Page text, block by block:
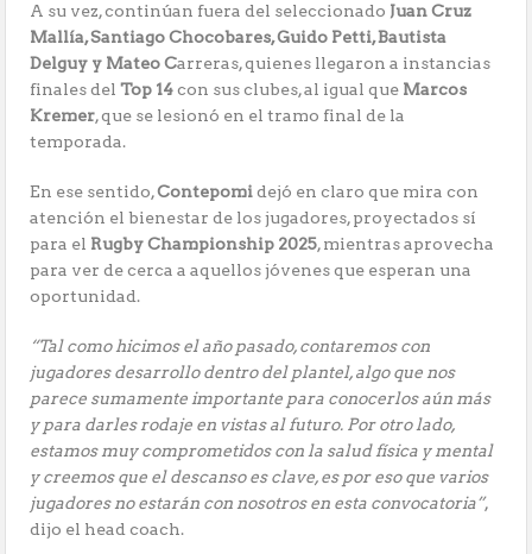
A su vez, continúan fuera del seleccionado Juan Cruz
Mallía, Santiago Chocobares, Guido Petti, Bautista
Delguy y Mateo Carreras, quienes llegaron a instancias
finales delTop 14con sus clubes, al igual que Marcos
Kremer, que se lesionó en el tramo final de la
temporada.
En ese sentido,Contepomidejó en claro que mira con
atención el bienestar de los jugadores, proyectados sí
para el Rugby Championship 2025, mientras aprovecha
para ver de cerca a aquellos jóvenes que esperan una
oportunidad.
“Tal como hicimos el año pasado, contaremos con
jugadores desarrollo dentro del plantel, algo que nos
parece sumamente importante para conocerlos aún más
y para darles rodaje en vistas al futuro. Por otro lado,
estamos muy comprometidos con la salud física y mental
y creemos que el descanso es clave, es por eso que varios
jugadores no estarán con nosotros en esta convocatoria”,
dijo el head coach.